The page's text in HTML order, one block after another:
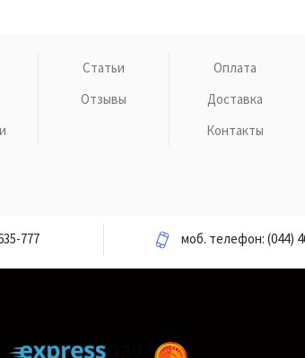
Статьи
Отзывы
Оплата
Доставка
Контакты
777 моб. телефон:(044)